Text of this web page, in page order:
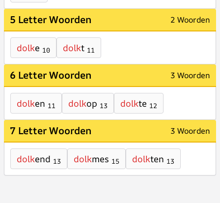
5 Letter Woorden 2 Woorden
dolke 10 dolkt 11
6 Letter Woorden 3 Woorden
dolken 11 dolkop 13 dolkte 12
7 Letter Woorden 3 Woorden
dolkend 13 dolkmes 15 dolkten 13